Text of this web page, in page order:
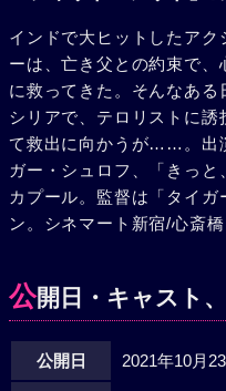
インドで大ヒットしたア
ーは、亡き父との約束で
に救ってきた。そんなあ
シリアで、テロリストに誘
て救出に向かうが……。出
ガー・シュロフ、「きっと
カプール。監督は「タイ
ン。シネマート新宿/心斎橋
公開日・キャスト
公開日 2021年10月